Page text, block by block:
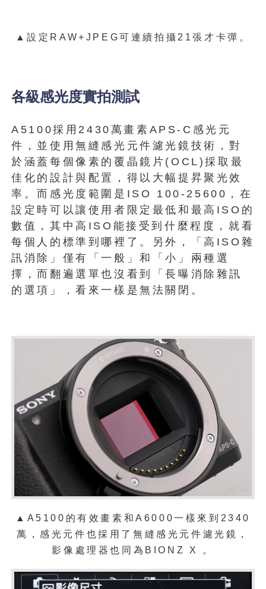
▲設定RAW+JPEG可連續拍攝21張才卡彈。
各級感光度實拍測試
A5100採用2430萬畫素APS-C感光元
件，並使用無縫感光元件濾光鏡技術，對
於涵蓋每個像素的覆晶鏡片(OCL)採取最
佳化的設計與配置，得以大幅提昇聚光效
率。而感光度範圍是ISO 100-25600，在
設定時可以讓使用者限定最低和最高ISO的
數值，其中高ISO能接受到什麼程度，就看
每個人的標準到哪裡了。另外，「高ISO雜
訊消除」僅有「一般」和「小」兩種選
擇，而翻遍選單也沒看到「長曝消除雜訊
的選項」，看來一樣是無法關閉。
▲A5100的有效畫素和A6000一樣來到2340
萬，感光元件也採用了無縫感光元件濾光鏡，
影像處理器也同為BIONZ X 。